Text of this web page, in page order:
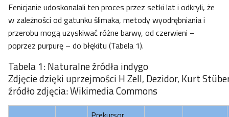
Fenicjanie udoskonalali ten proces przez setki lat i odkryli, że
w zależności od gatunku ślimaka, metody wyodrębniania i
przerobu mogą uzyskiwać różne barwy, od czerwieni –
poprzez purpurę – do błękitu (Tabela 1).
Tabela 1: Naturalne źródła indygo
Zdjęcie dzięki uprzejmości H Zell, Dezidor, Kurt
źródło zdjęcia: Wikimedia Commons